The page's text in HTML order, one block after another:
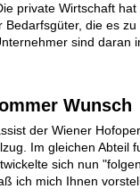
private Wirtschaft
die es
sind daran
Wunsch
der Wiener
Im gleichen Abteil
sich nun
ich mich Ihnen